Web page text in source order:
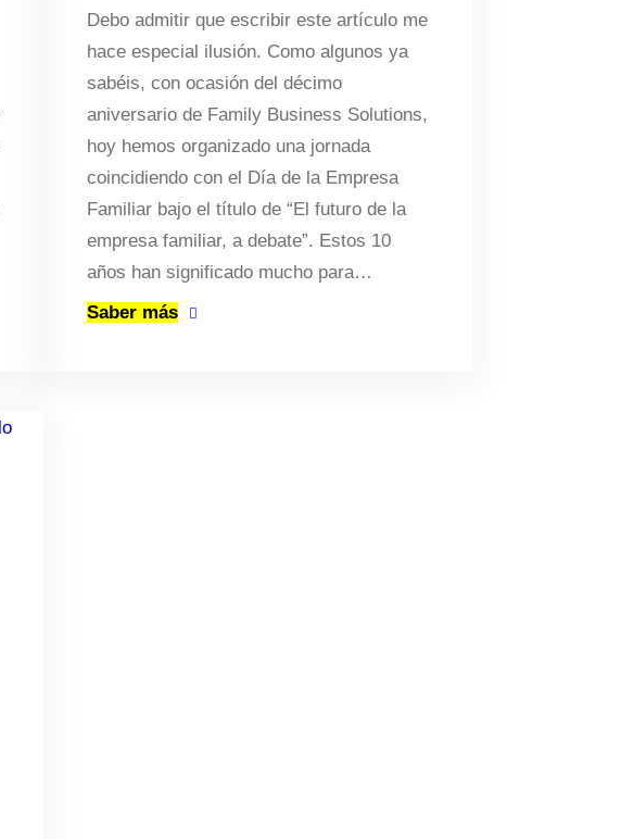
Debo admitir que escribir este artículo me
hace especial ilusión. Como algunos ya
sabéis, con ocasión del décimo
aniversario de Family Business Solutions,
hoy hemos organizado una jornada
coincidiendo con el Día de la Empresa
Familiar bajo el título de “El futuro de la
empresa familiar, a debate”. Estos 10
años han significado mucho para…
Saber más